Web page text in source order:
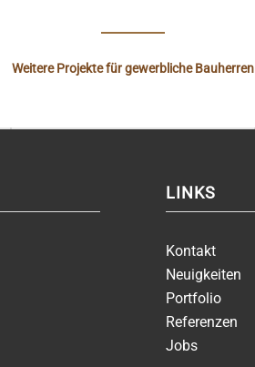
Weitere Projekte für gewerbliche Bauherren
LINKS
Kontakt
Neuigkeiten
Portfolio
Referenzen
Jobs